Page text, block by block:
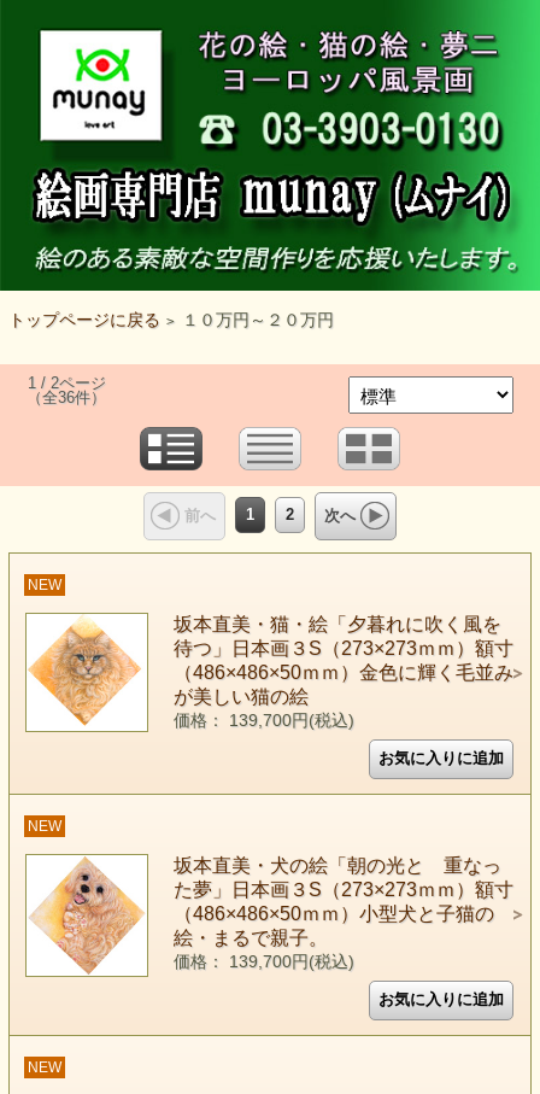
トップページに戻る > １０万円～２０万円
1 / 2ページ
（全36件）
前へ 1 2 次へ
NEW
坂本直美・猫・絵「夕暮れに吹く風を
待つ」日本画３S（273×273ｍｍ）額寸
（486×486×50ｍｍ）金色に輝く毛並み
が美しい猫の絵
価格： 139,700円(税込)
NEW
坂本直美・犬の絵「朝の光と 重なっ
た夢」日本画３S（273×273ｍｍ）額寸
（486×486×50ｍｍ）小型犬と子猫の
絵・まるで親子。
価格： 139,700円(税込)
NEW